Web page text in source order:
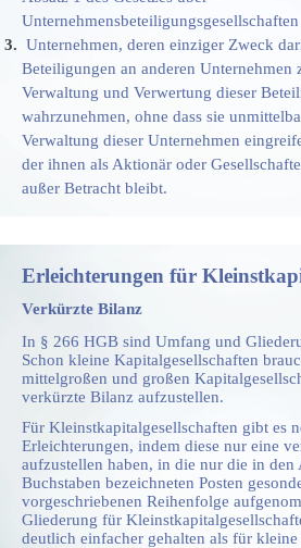
Unternehmen, deren einziger Zweck
Beteiligungen an anderen Unternehmen
Verwaltung und Verwertung dieser
wahrzunehmen, ohne dass sie
Verwaltung dieser Unternehmen
der ihnen als Aktionär oder
außer Betracht bleibt.
Erleichterungen für
Verkürzte Bilanz
In § 266 HGB sind Umfang und
Schon kleine Kapitalgesellschaften
mittelgroßen und großen
verkürzte Bilanz aufzustellen.
Für Kleinstkapitalgesellschaften gibt es
Erleichterungen, indem diese nur eine
aufzustellen haben, in die nur die in den
Buchstaben bezeichneten Posten
vorgeschriebenen Reihenfolge
Gliederung für
deutlich einfacher gehalten als für